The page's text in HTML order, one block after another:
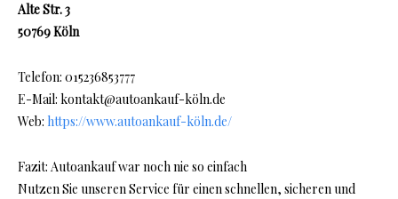
Alte Str. 3
50769 Köln
Telefon: 015236853777
E-Mail: kontakt@autoankauf-köln.de
Web: https://www.autoankauf-köln.de/
Fazit: Autoankauf war noch nie so einfach
Nutzen Sie unseren Service für einen schnellen, sicheren und